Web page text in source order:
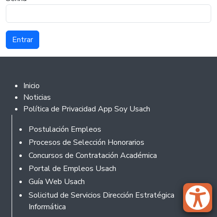
Footer 2
Inicio
Noticias
Política de Privacidad App Soy Usach
Rodapé
Postulación Empleos
Procesos de Selección Honorarios
Concursos de Contratación Académica
Portal de Empleos Usach
Guía Web Usach
Solicitud de Servicios Dirección Estratégica
Informática